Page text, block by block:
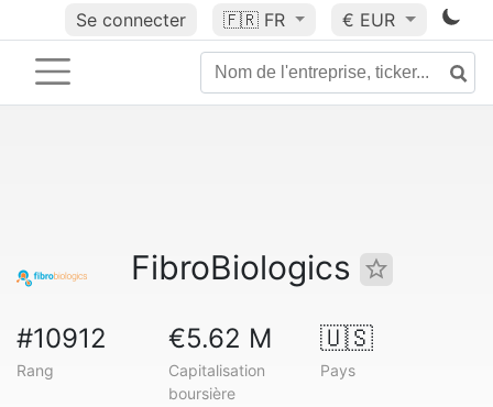
Se connecter 🇫🇷 FR € EUR
FibroBiologics
#10912
Rang
€5.62 M
Capitalisation
boursière
🇺🇸
Pays